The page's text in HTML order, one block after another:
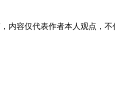
内容仅代表作者本人观点，